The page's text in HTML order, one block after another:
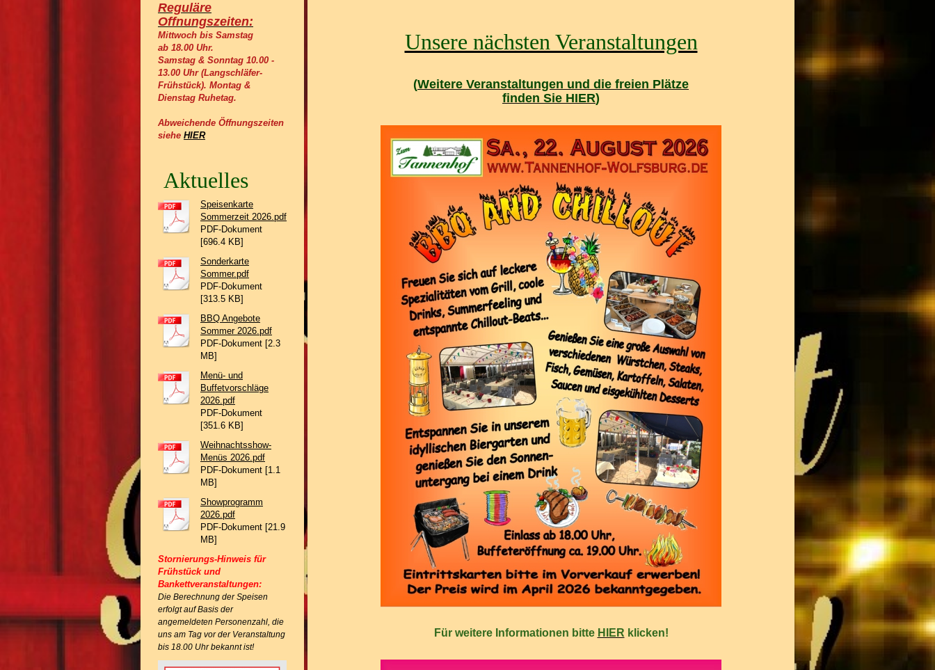
Reguläre
Offnungszeiten:
Mittwoch bis Samstag
ab 18.00 Uhr.
Samstag & Sonntag 10.00 -
13.00 Uhr (Langschläfer-
Frühstück). Montag &
Dienstag Ruhetag.
Abweichende Öffnungszeiten
siehe HIER
Aktuelles
Speisenkarte
Sommerzeit 2026.pdf
PDF-Dokument
[696.4 KB]
Sonderkarte
Sommer.pdf
PDF-Dokument
[313.5 KB]
BBQ Angebote
Sommer 2026.pdf
PDF-Dokument [2.3
MB]
Menü- und
Buffetvorschläge
2026.pdf
PDF-Dokument
[351.6 KB]
Weihnachtsshow-
Menüs 2026.pdf
PDF-Dokument [1.1
MB]
Showprogramm
2026.pdf
PDF-Dokument [21.9
MB]
Stornierungs-Hinweis für
Frühstück und
Bankettveranstaltungen:
Die Berechnung der Speisen
erfolgt auf Basis der
angemeldeten Personenzahl, die
uns am Tag vor der Veranstaltung
bis 18.00 Uhr bekannt ist!
Unsere nächsten Veranstaltungen
(Weitere Veranstaltungen und die freien Plätze
finden Sie HIER​)
Für weitere Informationen bitte HIER klicken!